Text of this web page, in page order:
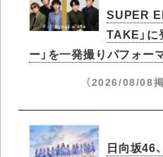
SUPER
TAKE」
ー」を一発撮りパフォー
（2026/08/08掲
日向坂46